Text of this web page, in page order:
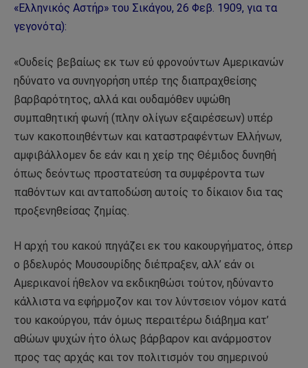
«Ελληνικός Αστήρ» του Σικάγου, 26 Φεβ. 1909, για τα
γεγονότα):
«Ουδείς βεβαίως εκ των εύ φρονούντων Αμερικανών
ηδύνατο να συνηγορήση υπέρ της διαπραχθείσης
βαρβαρότητος, αλλά και ουδαμόθεν υψώθη
συμπαθητική φωνή (πλην ολίγων εξαιρέσεων) υπέρ
των κακοποιηθέντων και καταστραφέντων Ελλήνων,
αμφιβάλλομεν δε εάν και η χείρ της Θέμιδος δυνηθή
όπως δεόντως προστατεύση τα συμφέροντα των
παθόντων και ανταποδώση αυτοίς το δίκαιον δια τας
προξενηθείσας ζημίας.
Η αρχή του κακού πηγάζει εκ του κακουργήματος, όπερ
ο βδελυρός Μουσουρίδης διέπραξεν, αλλ’ εάν οι
Αμερικανοί ήθελον να εκδικηθώσι τούτον, ηδύναντο
κάλλιστα να εφήρμοζον και τον λύντσειον νόμον κατά
του κακούργου, πάν όμως περαιτέρω διάβημα κατ’
αθώων ψυχών ήτο όλως βάρβαρον και ανάρμοστον
προς τας αρχάς και τον πολιτισμόν του σημερινού